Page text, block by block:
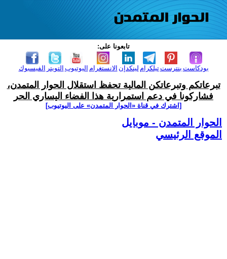
تابعونا على:
الفيسبوك التويتر اليوتيوب الانستغرام لينكدإن تيلكرامبنترست بودكاست
تبرعاتكم وتبرعاتكن المالية تحفظ استقلال الحوار المتمدن،
فشاركونا في دعم استمرارية هذا الفضاء اليساري الحر
[اشترك في قناة ‫«الحوار المتمدن» على اليوتيوب]
الحوار المتمدن - موبايل
الموقع الرئيسي